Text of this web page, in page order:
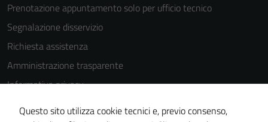
Prenotazione appuntamento solo per ufficio tecnico
Segnalazione disservizio
Richiesta assistenza
Amministrazione trasparente
Informativa privacy
Cookie Policy
Questo sito utilizza cookie tecnici e, previo consenso,